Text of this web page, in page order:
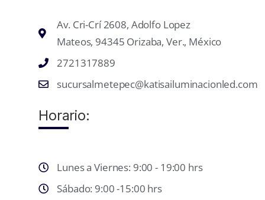
Av. Cri-Crí 2608, Adolfo Lopez
Mateos, 94345 Orizaba, Ver., México
2721317889
sucursalmetepec@katisailuminacionled.com
Horario:
Lunes a Viernes: 9:00 - 19:00 hrs
Sábado: 9:00 -15:00 hrs